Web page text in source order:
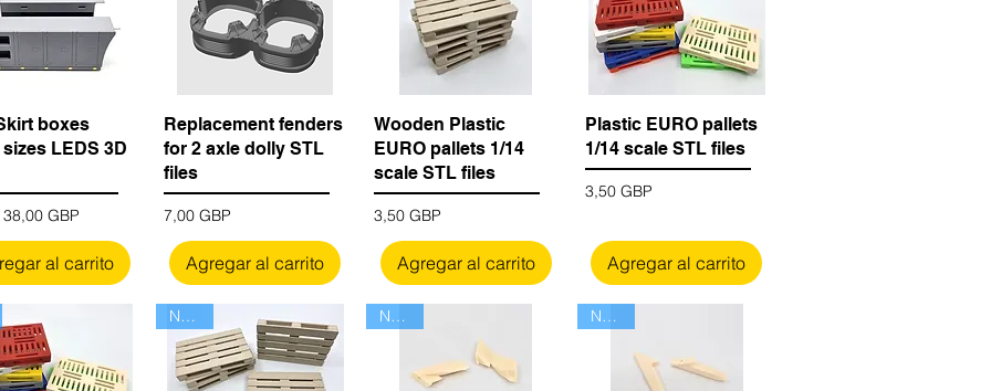
boxes
LEDS 3D
38,00 GBP
oferta
al carrito
Replacement fenders
for 2 axle dolly STL
files
Precio
7,00 GBP
Agregar al carrito
Wooden Plastic
EURO pallets 1/14
scale STL files
Precio
3,50 GBP
Agregar al carrito
Plastic EURO pallets
1/14 scale STL files
Precio
3,50 GBP
Agregar al carrito
Nuevo Nuevo Nuevo